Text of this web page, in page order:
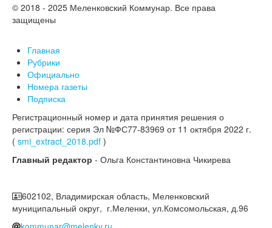
© 2018 - 2025 Меленковский Коммунар. Все права
защищены
Главная
Рубрики
Официально
Номера газеты
Подписка
Регистрационный номер и дата принятия решения о
регистрации: серия Эл №ФС77-83969 от 11 октября 2022 г.
( smi_extract_2018.pdf )
Главный редактор - Ольга Константиновна Чикирева
602102, Владимирская область, Меленковский
муниципальный округ, г.Меленки, ул.Комсомольская, д.96